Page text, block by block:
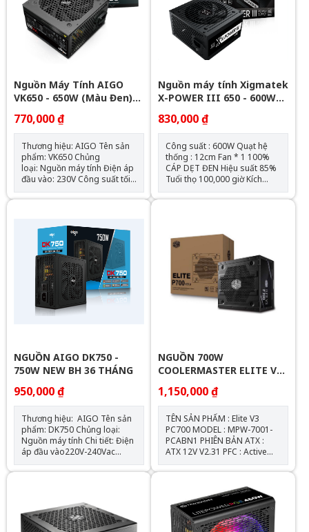
Đầu cấp điện cho main: - 2
đầu 8(4+4 pin) ATX12V, Cho
Main - 4 đầu 8pin(6+2 pin)
Cho Vga - 4 đầu Sata (Cho
HDD,SSD) - 4 đầu IDE (Cho
Fan,DVD...) Đầu cấp điện cho
Nguồn Máy Tính AIGO
VK650 - 650W (Màu Đen)
Chính Hãng
770,000 ₫
Thương hiệu: AIGO Tên sản
phẩm: VK650 Chủng
loại: Nguồn máy tính Điện áp
đầu vào: 230V Công suất tối
đa: 600Wh Quạt: 120mm Kích
thước (CxRxD): 150mm x
nguồn tối đa: 150mm Số
lượng cable kết nối: 1 x ATX
24-PIN (20+4) 1 x CPU 8-PIN
(4+4) 1 x PCIe 6+2 Pins 3 x
SATA (3 SATA) 3 x PERIPHERAL
(4-PIN)
Nguồn máy tính Xigmatek
X-POWER III 650 - 600W
830,000 ₫
Công suất : 600W Quạt hệ
thống : 12cm Fan * 1 100%
CÁP DẸT ĐEN Hiệu suất 85%
Tuổi thọ 100,000 giờ Kích
thước 150 x 85 x 140(mm)
Output: +12V 45A (540W)
NGUỒN AIGO DK750 -
750W NEW BH 36 THÁNG
950,000 ₫
Thương hiệu: AIGO Tên sản
phẩm: DK750 Chủng loại:
Nguồn máy tính Chi tiết: Điện
áp đầu vào220V-240Vac
Công suất tối đa: 750W Quạt:
120mm Tiêu chuẩn Kích
nguồn tối đa: 150mm Khối
lượng Số lượng cable kết nối1
x ATX 24-PIN (20+4) dài
NGUỒN 700W
COOLERMASTER ELITE V3
PC700 NEW BH 36 THÁNG
1,150,000 ₫
TÊN SẢN PHẨM : Elite V3
PC700 MODEL : MPW-7001-
PCABN1 PHIÊN BẢN ATX :
ATX 12V V2.31 PFC : Active
PFC (>0.9 typical) ĐIỆN ÁP
ĐẦU VÀO : 200-240V ĐẦU
VÀO HIỆN TẠI : 4A@220Vac
DÒNG ĐIỆN ĐẦU VÀO : 12-
6A TẦN SỐ ĐẦU VÀO : 50-
60Hz KÍCH THƯỚC (D X R X C)
: 150 x 140 x 86 mm KÍCH